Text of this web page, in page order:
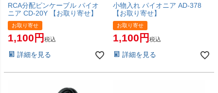
RCA分配ピンケーブル パイオ
ニア CD-20Y 【お取り寄せ】
お取り寄せ
1,100 税込
詳細を見る
小物入れ パイオニア AD-378
【お取り寄せ】
お取り寄せ
1,100 税込
詳細を見る